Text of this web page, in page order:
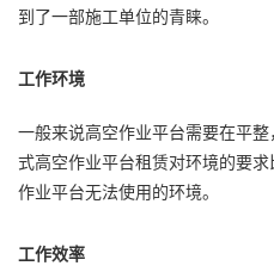
到了一部施工单位的青睐。
工作环境
一般来说高空作业平台需要在平
式高空作业平台租赁对环境的要
作业平台无法使用的环境。
工作效率